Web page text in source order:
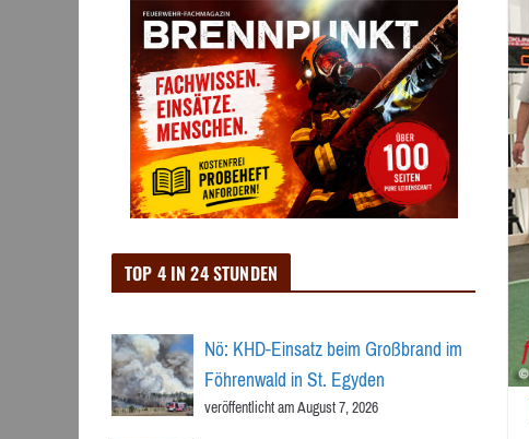
TOP 4 IN 24 STUNDEN
Nö: KHD-Einsatz beim Großbrand im
Föhrenwald in St. Egyden
veröffentlicht am August 7, 2026